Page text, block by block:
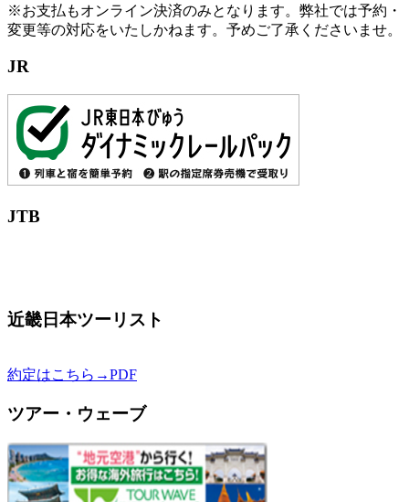
※お支払もオンライン決済のみとなります。弊社では予約・
変更等の対応をいたしかねます。予めご了承くださいませ。
JR
JTB
近畿日本ツーリスト
約定はこちら→PDF
ツアー・ウェーブ